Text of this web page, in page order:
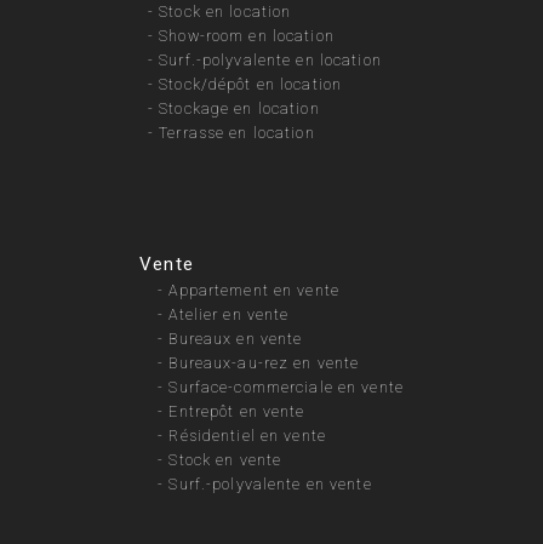
-Stock en location
-Show-room en location
-Surf.-polyvalente en location
-Stock/dépôt en location
-Stockage en location
-Terrasse en location
Vente
-Appartement en vente
-Atelier en vente
- Bureaux en vente
- Bureaux-au-rez en vente
-Surface-commerciale en vente
- Entrepôt en vente
- Résidentiel en vente
-Stock en vente
-Surf.-polyvalente en vente